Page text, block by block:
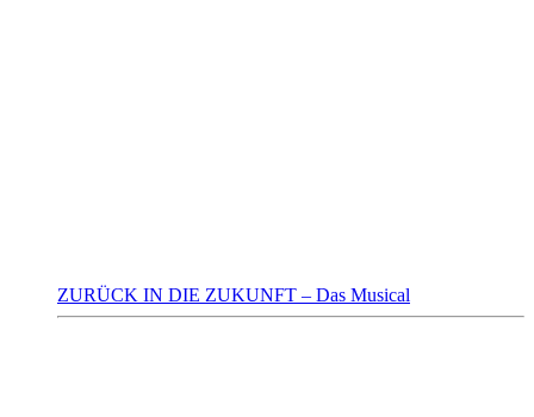
ZURÜCK IN DIE ZUKUNFT – Das Musical